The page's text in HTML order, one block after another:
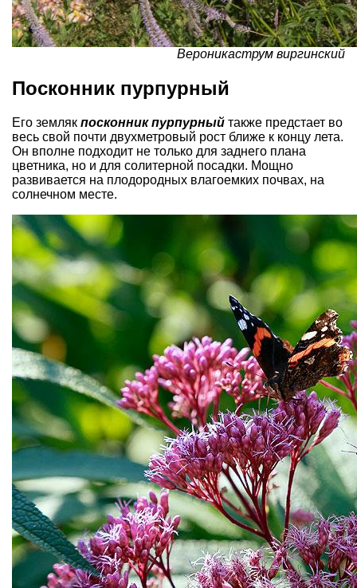
Вероникаструм виргинский
Посконник пурпурный
Его земляк посконник пурпурный также предстает во
весь свой почти двухметровый рост ближе к концу лета.
Он вполне подходит не только для заднего плана
цветника, но и для солитерной посадки. Мощно
развивается на плодородных влагоемких почвах, на
солнечном месте.